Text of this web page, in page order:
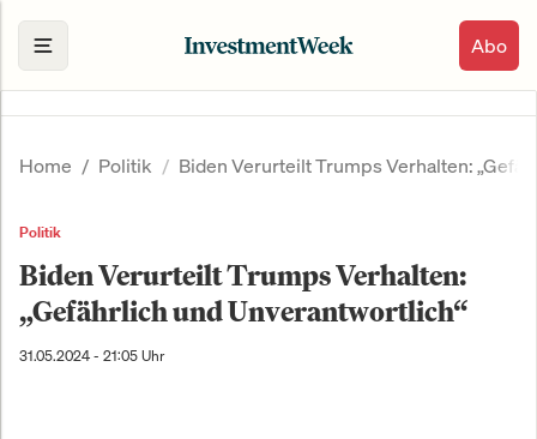
Abo
Home Politik Biden Verurteilt Trumps Verhalten:
Politik
Biden Verurteilt Trumps Verhalten:
„Gefährlich und Unverantwortlich“
31.05.2024 - 21:05 Uhr